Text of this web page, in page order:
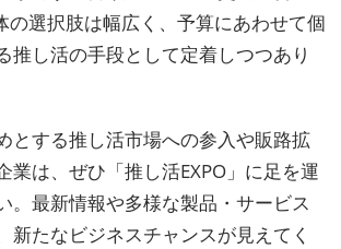
の選択肢は幅広く、予算にあわせて個
推し活の手段として定着しつつあり
とする推し活市場への参入や販路拡
業は、ぜひ「推し活EXPO」に足を運
。最新情報や多様な製品・サービス
新たなビジネスチャンスが見えてく